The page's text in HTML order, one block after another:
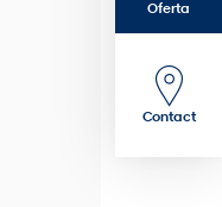
Oferta
Contact